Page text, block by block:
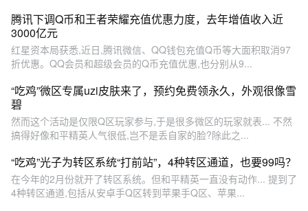
腾讯下调Q币和王者荣耀充值优惠力度，去年增值收入近
3000亿元
红星资本局获悉,近日,腾讯微信、QQ钱包充值Q币等大面积取消97
折优惠。QQ会员和超级会员的Q币充值优惠,也分别从9...
“吃鸡”微区专属uzi皮肤来了，预约免费领永久，外观很像雪
碧
然而这个活动是仅限Q区玩家参与,于是很多微区的玩家就表... 不然
搞得好像和平精英人气很低,岂不是丢自家的脸?除此之...
“吃鸡”光子为转区系统“打前站”，4种转区通道，也要99吗？
在今年的2月份就开了转区系统。但和平精英一直没有动作... 提到了
4种转区通道,包括从安卓手Q区转到苹果手Q区、苹果...